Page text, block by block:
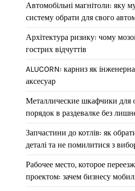
Автомобільні магнітоли: яку
систему обрати для свого
Архітектура ризику: чому
гострих відчуттів
ALUCORN: карниз як
аксесуар
Металлические шкафчики для
порядок в раздевалке без
Запчастини до котлів: як
деталі та не помилитися з
Рабочее место, которое
проектом: зачем бизнесу